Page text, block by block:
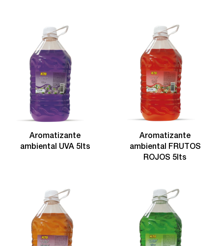
Aromatizante
ambiental UVA 5lts
Aromatizante
ambiental FRUTOS
ROJOS 5lts